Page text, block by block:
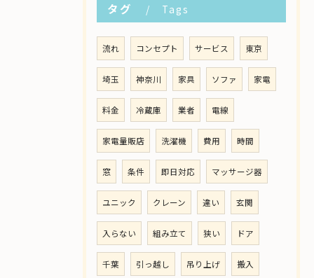
タグ Tags
流れ コンセプト サービス 東京
埼玉 神奈川 家具 ソファ 家電
料金 冷蔵庫 業者 電線
家電量販店 洗濯機 費用 時間
窓 条件 即日対応 マッサージ器
ユニック クレーン 違い 玄関
入らない 組み立て 狭い ドア
千葉 引っ越し 吊り上げ 搬入